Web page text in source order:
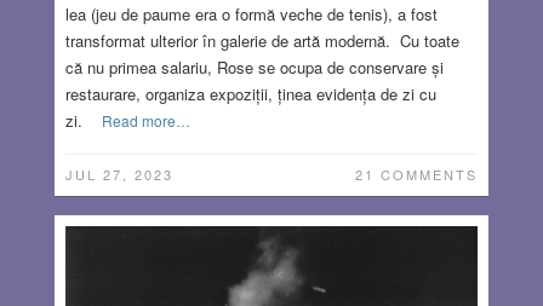
lea (jeu de paume era o formă veche de tenis), a fost
transformat ulterior în galerie de artă modernă. Cu toate
că nu primea salariu, Rose se ocupa de conservare și
restaurare, organiza expoziții, ținea evidența de zi cu
zi.
Read more…
JUL 27, 2023 21 COMMENTS